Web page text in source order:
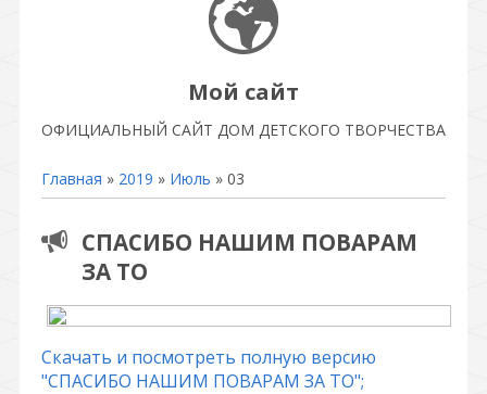
Мой сайт
ОФИЦИАЛЬНЫЙ САЙТ ДОМ ДЕТСКОГО ТВОРЧЕСТВА
Главная » 2019 » Июль » 03
СПАСИБО НАШИМ ПОВАРАМ
ЗА ТО
Скачать и посмотреть полную версию
"СПАСИБО НАШИМ ПОВАРАМ ЗА ТО";